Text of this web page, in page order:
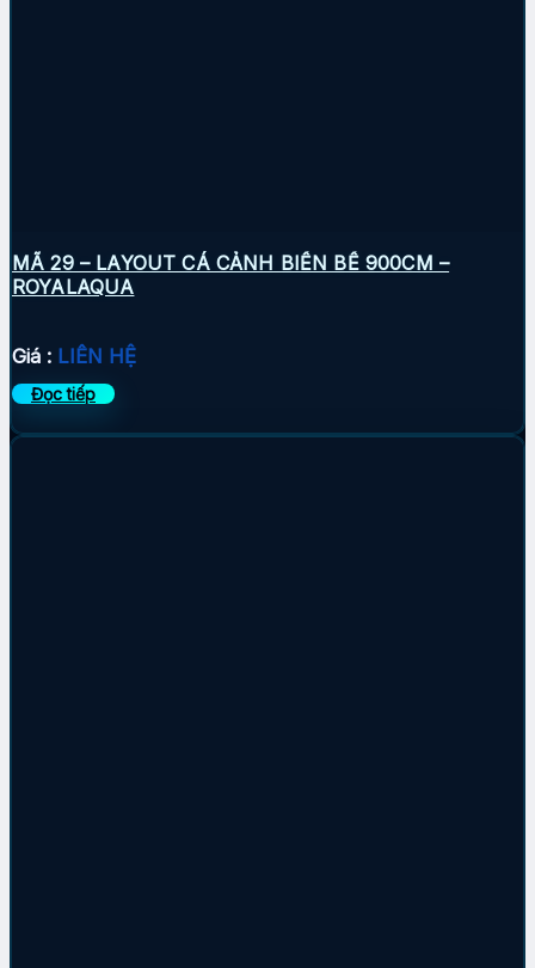
MÃ 29 – LAYOUT CÁ CẢNH BIỂN BỂ 900CM –
ROYALAQUA
Giá : LIÊN HỆ
Đọc tiếp